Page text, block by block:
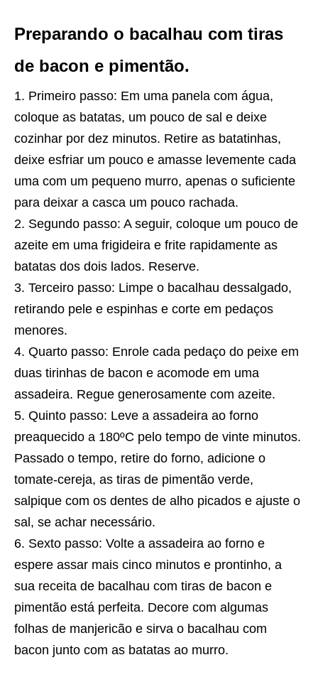
Preparando o bacalhau com tiras
de bacon e pimentão.
Primeiro passo: Em uma panela com água,
coloque as batatas, um pouco de sal e deixe
cozinhar por dez minutos. Retire as batatinhas,
deixe esfriar um pouco e amasse levemente cada
uma com um pequeno murro, apenas o suficiente
para deixar a casca um pouco rachada.
Segundo passo: A seguir, coloque um pouco de
azeite em uma frigideira e frite rapidamente as
batatas dos dois lados. Reserve.
Terceiro passo: Limpe o bacalhau dessalgado,
retirando pele e espinhas e corte em pedaços
menores.
Quarto passo: Enrole cada pedaço do peixe em
duas tirinhas de bacon e acomode em uma
assadeira. Regue generosamente com azeite.
Quinto passo: Leve a assadeira ao forno
preaquecido a 180ºC pelo tempo de vinte minutos.
Passado o tempo, retire do forno, adicione o
tomate-cereja, as tiras de pimentão verde,
salpique com os dentes de alho picados e ajuste o
sal, se achar necessário.
Sexto passo: Volte a assadeira ao forno e
espere assar mais cinco minutos e prontinho, a
sua receita de bacalhau com tiras de bacon e
pimentão está perfeita. Decore com algumas
folhas de manjericão e sirva o bacalhau com
bacon junto com as batatas ao murro.